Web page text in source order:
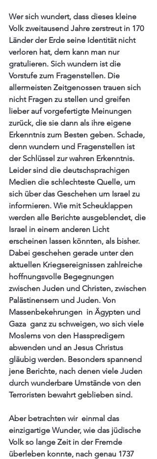
Wer sich wundert, dass dieses kleine
Volk zweitausend Jahre zerstreut in 170
Länder der Erde seine Identität nicht
verloren hat, dem kann man nur
gratulieren. Sich wundern ist die
Vorstufe zum Fragenstellen. Die
allermeisten Zeitgenossen trauen sich
nicht Fragen zu stellen und greifen
lieber auf vorgefertigte Meinungen
zurück, die sie dann als ihre eigene
Erkenntnis zum Besten geben. Schade,
denn wundern und Fragenstellen ist
der Schlüssel zur wahren Erkenntnis.
Leider sind die deutschsprachigen
Medien die schlechteste Quelle, um
sich über das Geschehen um Israel zu
informieren. Wie mit Scheuklappen
werden alle Berichte ausgeblendet, die
Israel in einem anderen Licht
erscheinen lassen könnten, als bisher.
Dabei geschehen gerade unter den
aktuellen Kriegsereignissen zahlreiche
hoffnungsvolle Begegnungen
zwischen Juden und Christen, zwischen
Palästinensern und Juden. Von
Massenbekehrungen  in Ägypten und
Gaza  ganz zu schweigen, wo sich viele
Moslems von den Hasspredigern
abwenden und an Jesus Christus
gläubig werden. Besonders spannend
jene Berichte, nach denen viele Juden
durch wunderbare Umstände von den
Terroristen bewahrt geblieben sind.
Aber betrachten wir  einmal das
einzigartige Wunder, wie das jüdische
Volk so lange Zeit in der Fremde
überleben konnte, nach genau 1737